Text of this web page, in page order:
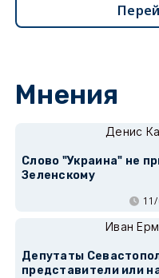
Мнения
Денис
Слово "Украина" не
Зеленскому
Иван
Депутаты
представители или